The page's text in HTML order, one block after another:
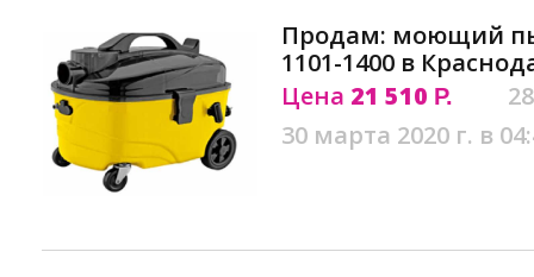
Продам: моющий
1101-1400 в
Цена 21 510 Р.
30 марта 2020 г. в